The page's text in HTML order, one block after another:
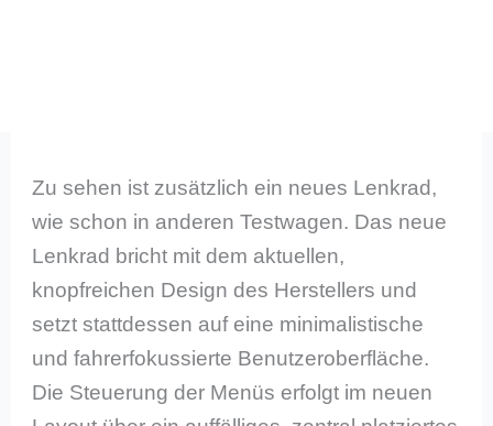
Zu sehen ist zusätzlich ein neues Lenkrad,
wie schon in anderen Testwagen. Das neue
Lenkrad bricht mit dem aktuellen,
knopfreichen Design des Herstellers und
setzt stattdessen auf eine minimalistische
und fahrerfokussierte Benutzeroberfläche.
Die Steuerung der Menüs erfolgt im neuen